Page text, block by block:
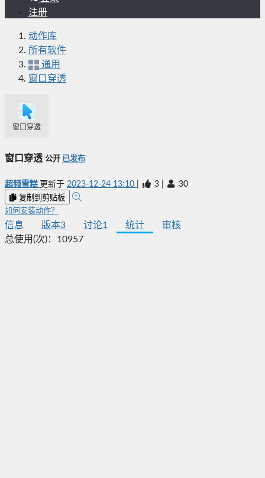
注册
动作库
所有软件
通用
窗口穿透
窗口穿透
窗口穿透 公开 已发布
超频雪糕 更新于 2023-12-24 13:10 3 30
复制到剪贴板
如何安装动作？
信息 版本3 讨论1 统计
审核
总使用(次)： 10957